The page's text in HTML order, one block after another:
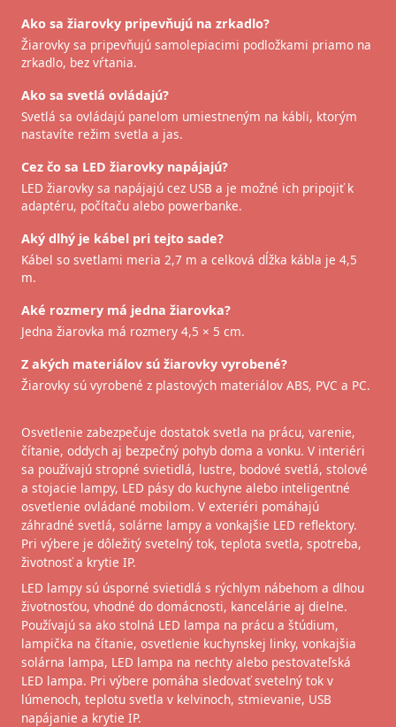
Ako sa žiarovky pripevňujú na zrkadlo?
Žiarovky sa pripevňujú samolepiacimi podložkami priamo na
zrkadlo, bez vŕtania.
Ako sa svetlá ovládajú?
Svetlá sa ovládajú panelom umiestneným na kábli, ktorým
nastavíte režim svetla a jas.
Cez čo sa LED žiarovky napájajú?
LED žiarovky sa napájajú cez USB a je možné ich pripojiť k
adaptéru, počítaču alebo powerbanke.
Aký dlhý je kábel pri tejto sade?
Kábel so svetlami meria 2,7 m a celková dĺžka kábla je 4,5
m.
Aké rozmery má jedna žiarovka?
Jedna žiarovka má rozmery 4,5 × 5 cm.
Z akých materiálov sú žiarovky vyrobené?
Žiarovky sú vyrobené z plastových materiálov ABS, PVC a PC.
Osvetlenie zabezpečuje dostatok svetla na prácu, varenie,
čítanie, oddych aj bezpečný pohyb doma a vonku. V interiéri
sa používajú stropné svietidlá, lustre, bodové svetlá, stolové
a stojacie lampy, LED pásy do kuchyne alebo inteligentné
osvetlenie ovládané mobilom. V exteriéri pomáhajú
záhradné svetlá, solárne lampy a vonkajšie LED reflektory.
Pri výbere je dôležitý svetelný tok, teplota svetla, spotreba,
životnosť a krytie IP.
LED lampy sú úsporné svietidlá s rýchlym nábehom a dlhou
životnosťou, vhodné do domácnosti, kancelárie aj dielne.
Používajú sa ako stolná LED lampa na prácu a štúdium,
lampička na čítanie, osvetlenie kuchynskej linky, vonkajšia
solárna lampa, LED lampa na nechty alebo pestovateľská
LED lampa. Pri výbere pomáha sledovať svetelný tok v
lúmenoch, teplotu svetla v kelvinoch, stmievanie, USB
napájanie a krytie IP.